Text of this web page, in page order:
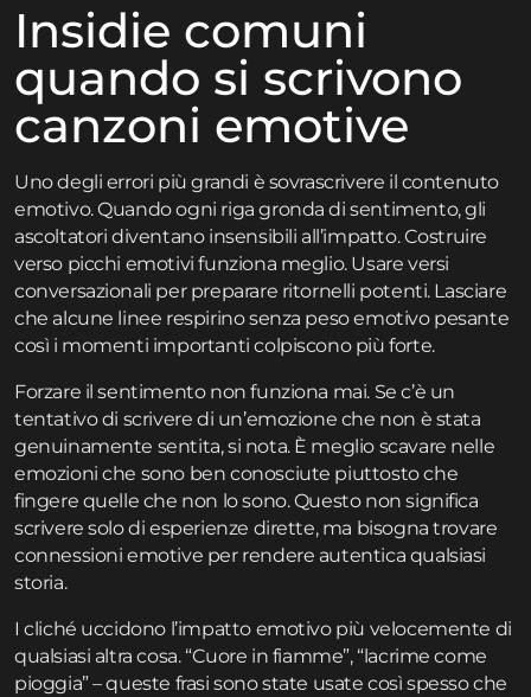
Insidie comuni
quando si scrivono
canzoni emotive
Uno degli errori più grandi è sovrascrivere il contenuto
emotivo. Quando ogni riga gronda di sentimento, gli
ascoltatori diventano insensibili all’impatto. Costruire
verso picchi emotivi funziona meglio. Usare versi
conversazionali per preparare ritornelli potenti. Lasciare
che alcune linee respirino senza peso emotivo pesante
così i momenti importanti colpiscono più forte.
Forzare il sentimento non funziona mai. Se c’è un
tentativo di scrivere di un’emozione che non è stata
genuinamente sentita, si nota. È meglio scavare nelle
emozioni che sono ben conosciute piuttosto che
fingere quelle che non lo sono. Questo non significa
scrivere solo di esperienze dirette, ma bisogna trovare
connessioni emotive per rendere autentica qualsiasi
storia.
I cliché uccidono l’impatto emotivo più velocemente di
qualsiasi altra cosa. “Cuore in fiamme”, “lacrime come
pioggia” – queste frasi sono state usate così spesso che